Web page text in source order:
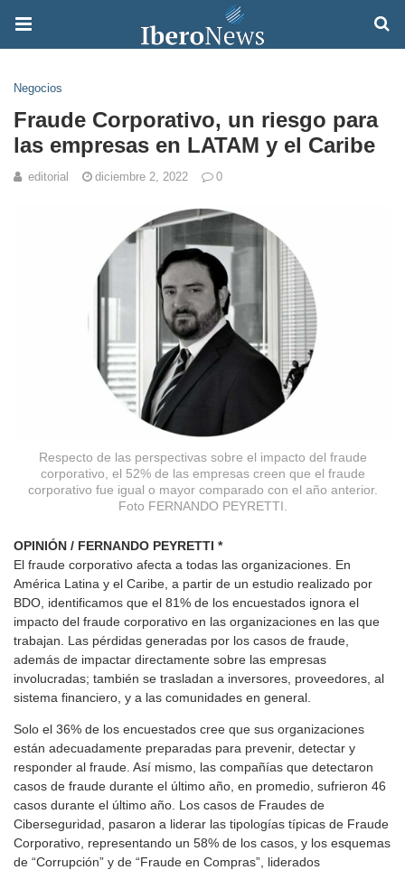
Negocios
Fraude Corporativo, un riesgo para
las empresas en LATAM y el Caribe
editorial diciembre 2, 2022 0
Respecto de las perspectivas sobre el impacto del fraude
corporativo, el 52% de las empresas creen que el fraude
corporativo fue igual o mayor comparado con el año anterior.
Foto FERNANDO PEYRETTI.
OPINIÓN / FERNANDO PEYRETTI *
El fraude corporativo afecta a todas las organizaciones. En
América Latina y el Caribe, a partir de un estudio realizado por
BDO, identificamos que el 81% de los encuestados ignora el
impacto del fraude corporativo en las organizaciones en las que
trabajan. Las pérdidas generadas por los casos de fraude,
además de impactar directamente sobre las empresas
involucradas; también se trasladan a inversores, proveedores, al
sistema financiero, y a las comunidades en general.
Solo el 36% de los encuestados cree que sus organizaciones
están adecuadamente preparadas para prevenir, detectar y
responder al fraude. Así mismo, las compañías que detectaron
casos de fraude durante el último año, en promedio, sufrieron 46
casos durante el último año. Los casos de Fraudes de
Ciberseguridad, pasaron a liderar las tipologías típicas de Fraude
Corporativo, representando un 58% de los casos, y los esquemas
de “Corrupción” y de “Fraude en Compras”, liderados